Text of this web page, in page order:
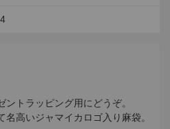
トラッピング用にどうぞ。
高いジャマイカロゴ入り麻袋。